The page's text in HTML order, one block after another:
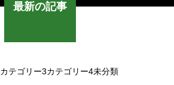
最新の記事
カテゴリー3カテゴリー4未分類